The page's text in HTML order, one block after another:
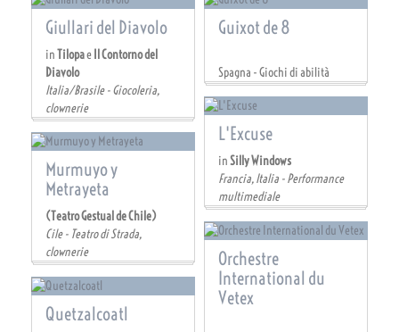
Giullari del Diavolo
inTilopae
Il Contorno del
Diavolo
Italia/Brasile - Giocoleria,
clownerie
Guixot de 8
Spagna - Giochi di abilità
L'Excuse
inSilly Windows
Francia, Italia - Performance
multimediale
Murmuyo y
Metrayeta
(Teatro Gestual de Chile)
Cile - Teatro di Strada,
clownerie
Orchestre
International du
Vetex
Quetzalcoatl